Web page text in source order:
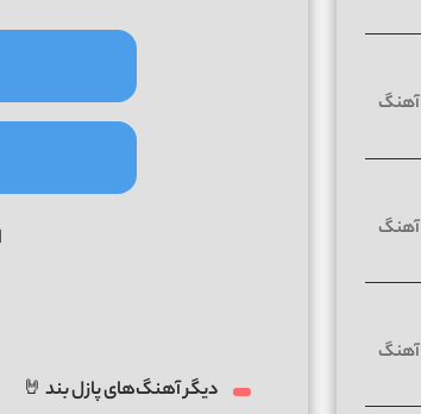
دیگر آهنگ‌های پازل بند 🤘